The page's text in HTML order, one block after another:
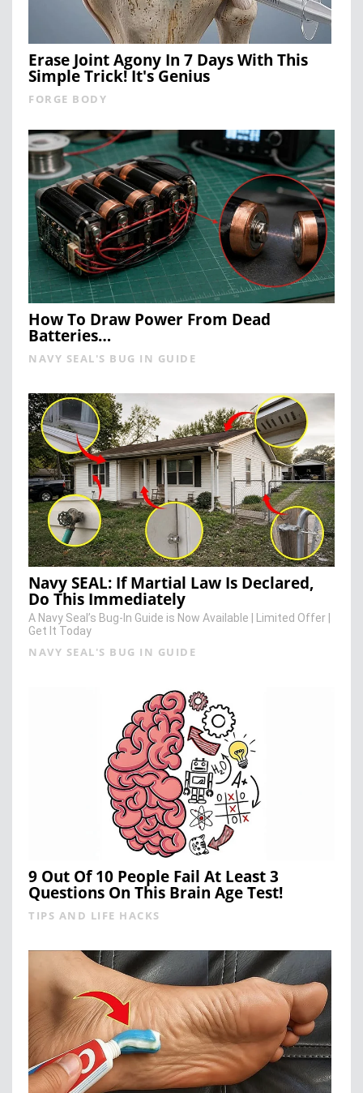
Erase Joint Agony In 7 Days With This
Simple Trick! It's Genius
FORGE BODY
How To Draw Power From Dead
Batteries…
NAVY SEAL'S BUG IN GUIDE
Navy SEAL: If Martial Law Is Declared,
Do This Immediately
A Navy Seal’s Bug-In Guide is Now Available | Limited Offer |
Get It Today
NAVY SEAL'S BUG IN GUIDE
9 Out Of 10 People Fail At Least 3
Questions On This Brain Age Test!
TIPS AND LIFE HACKS